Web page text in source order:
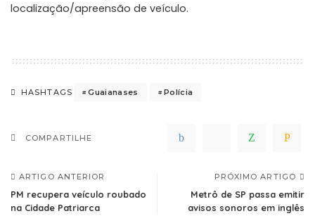
localização/apreensão de veículo.
HASHTAGS Guaianases Polícia
COMPARTILHE
ARTIGO ANTERIOR
PM recupera veículo roubado
na Cidade Patriarca
PRÓXIMO ARTIGO
Metrô de SP passa emitir
avisos sonoros em inglês